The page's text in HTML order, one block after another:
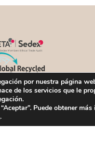
por nuestra página
de los servicios que le
Puede obtener
.